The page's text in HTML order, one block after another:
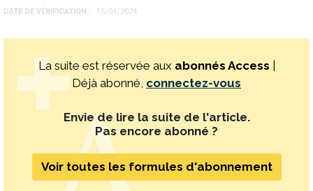
DATE DE VÉRIFICATION 15/04/2024
La suite est réservée aux abonnés Access |
Déjà abonné, connectez-vous
Envie de lire la suite de l'article.
Pas encore abonné ?
Voir toutes les formules d'abonnement